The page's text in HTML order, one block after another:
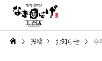
投稿 お知らせ 今